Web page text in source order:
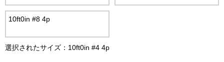
10ft0in #8 4p
選択されたサイズ：10ft0in #4 4p